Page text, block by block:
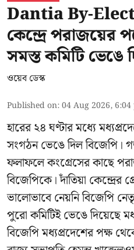
Dantia By-
কেন্দ্রে পরাজয়ের
সমস্ত কমিটি ভেঙে
ওয়েব ডেস্ক
Published on:04 Aug 2026,
হারের ২৪ ঘণ্টার মধ্যে
সংগঠন ভেঙে দিল বিজেপি।
ফলাফলে কংগ্রেসের কাছে
বিজেপিকে। দাঁতিয়া কেন্দ্রের
ভালোভাবে নেয়নি বিজেপি
পুরো কমিটিই ভেঙে দিয়েছে
বিজেপি মধ্যপ্রদেশের পক্ষ